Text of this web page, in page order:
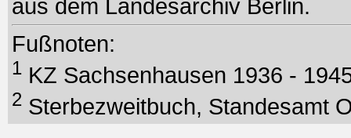
aus dem Landesarchiv Berlin.
Fußnoten:
1 KZ Sachsenhausen 1936 -
2 Sterbezweitbuch, Standesamt